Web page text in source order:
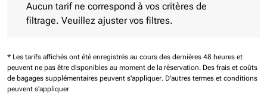
Aucun tarif ne correspond à vos critères de
filtrage. Veuillez ajuster vos filtres.
* Les tarifs affichés ont été enregistrés au cours des dernières 48 heures et
peuvent ne pas être disponibles au moment de la réservation. Des frais et coûts
de bagages supplémentaires peuvent s'appliquer. D'autres termes et conditions
peuvent s'appliquer